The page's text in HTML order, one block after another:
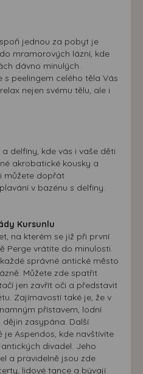
jednou za pobyt je
mramorových lázní, kde
dávno minulých.
s peelingem celého těla Vás
nejen svému tělu, ale i
delfíny, kde vás i vaše děti
akrobatické kousky a
můžete dopřát
v bazénu s delfíny.
Kursunlu
na kterém se již při první
Perge vrátíte do minulosti.
správné antické město
Můžete zde spatřit
jen zavřít oči a představit
Zajímavostí také je, že v
přístavem, lodní
zasypána. Další
Aspendos, kde navštívíte
divadel. Jeho
a pravidelně jsou zde
lidové tance a bývají